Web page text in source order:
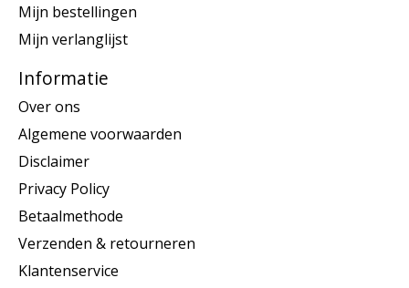
Mijn bestellingen
Mijn verlanglijst
Informatie
Over ons
Algemene voorwaarden
Disclaimer
Privacy Policy
Betaalmethode
Verzenden & retourneren
Klantenservice